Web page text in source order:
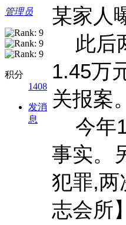
管理员
积分
1408
发消
息
某家人
此后
1.45万
关报案。
今年1
事实。
犯罪,两
志会所】